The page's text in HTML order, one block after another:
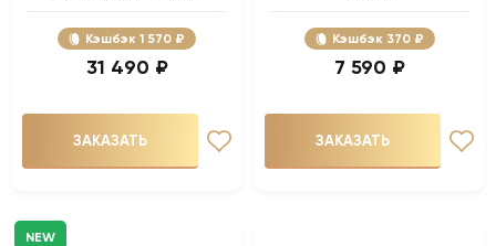
Кэшбэк 1 570 ₽
31 490 ₽
ЗАКАЗАТЬ
Кэшбэк 370 ₽
7 590 ₽
ЗАКАЗАТЬ
NEW